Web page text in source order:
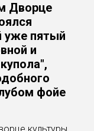
Дворце
уже пятый
и
фойе